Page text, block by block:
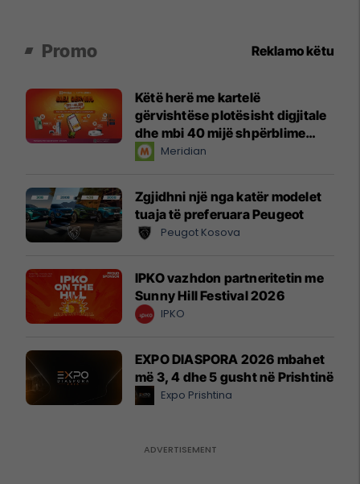
Promo Reklamo këtu
Këtë herë me kartelë
gërvishtëse plotësisht digjitale
dhe mbi 40 mijë shpërblime
instant!Meridian
Zgjidhni një nga katër modelet
tuaja të preferuara Peugeot
Peugot Kosova
IPKO vazhdon partneritetin me
Sunny Hill Festival 2026
IPKO
EXPO DIASPORA 2026 mbahet
më 3, 4 dhe 5 gusht në Prishtinë
Expo Prishtina